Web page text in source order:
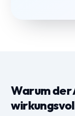
Warum der